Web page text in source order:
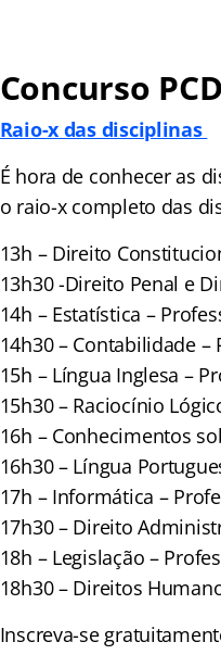
Concurso
Raio-x das disciplinas
É hora de conhecer as
o raio-x completo das
13h – Direito
13h30 -Direito Penal e
14h – Estatística –
14h30 – Contabilidade
15h – Língua Inglesa –
15h30 – Raciocínio
16h – Conhecimentos
16h30 – Língua
17h – Informática –
17h30 – Direito
18h – Legislação –
18h30 – Direitos
Inscreva-se